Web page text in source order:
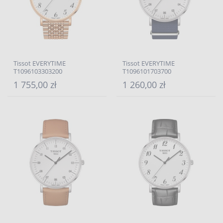
Tissot EVERYTIME
T1096103303200
1 755,00 zł
Tissot EVERYTIME
T1096101703700
1 260,00 zł